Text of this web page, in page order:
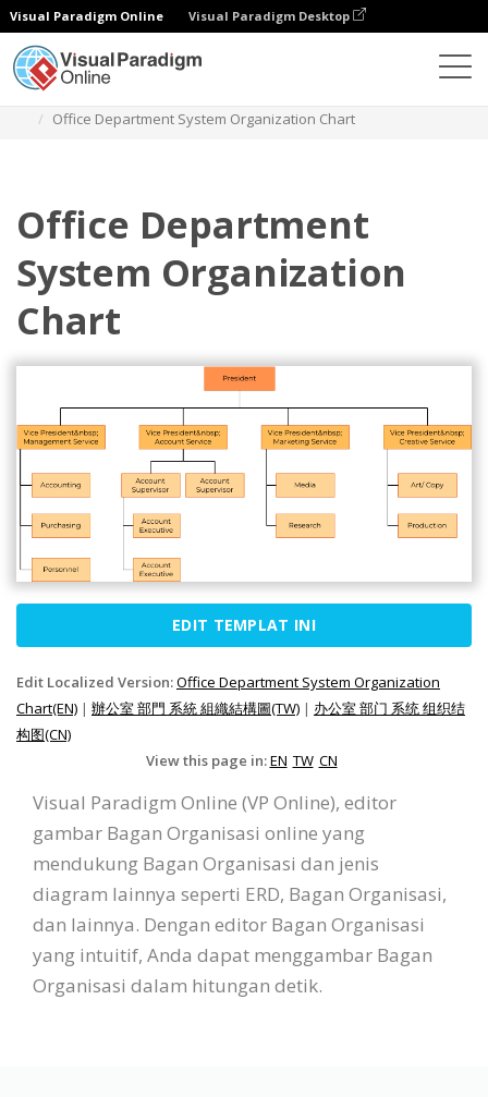
Visual Paradigm Online Visual Paradigm Desktop
Office Department System Organization Chart
Office Department
System Organization
Chart
EDIT TEMPLAT INI
Edit Localized Version:Office Department System Organization
Chart(EN) | 辦公室 部門 系統 組織結構圖(TW) | 办公室 部门 系统 组织结
构图(CN)
View this page in:EN TW CN
Visual Paradigm Online (VP Online), editor
gambar Bagan Organisasi online yang
mendukung Bagan Organisasi dan jenis
diagram lainnya seperti ERD, Bagan Organisasi,
dan lainnya. Dengan editor Bagan Organisasi
yang intuitif, Anda dapat menggambar Bagan
Organisasi dalam hitungan detik.